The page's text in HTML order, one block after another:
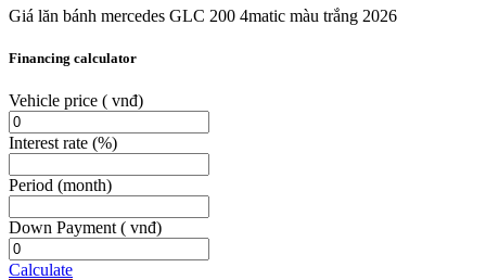
Giá lăn bánh mercedes GLC 200 4matic màu trắng 2026
Financing calculator
Vehicle price ( vnđ)
Interest rate (%)
Period (month)
Down Payment ( vnđ)
Calculate